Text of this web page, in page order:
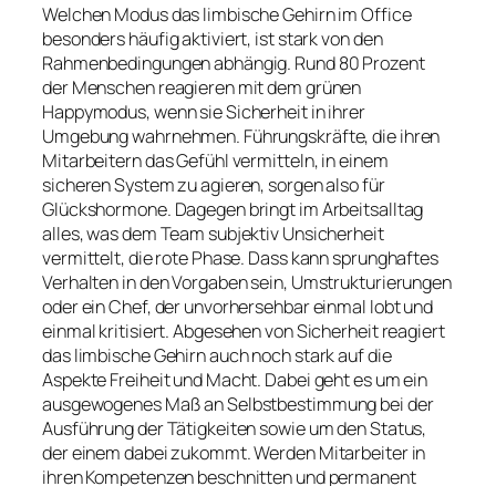
Welchen Modus das limbische Gehirn im Office
besonders häufig aktiviert, ist stark von den
Rahmenbedingungen abhängig. Rund 80 Prozent
der Menschen reagieren mit dem grünen
Happymodus, wenn sie Sicherheit in ihrer
Umgebung wahrnehmen. Führungskräfte, die ihren
Mitarbeitern das Gefühl vermitteln, in einem
sicheren System zu agieren, sorgen also für
Glückshormone. Dagegen bringt im Arbeitsalltag
alles, was dem Team subjektiv Unsicherheit
vermittelt, die rote Phase. Dass kann sprunghaftes
Verhalten in den Vorgaben sein, Umstrukturierungen
oder ein Chef, der unvorhersehbar einmal lobt und
einmal kritisiert. Abgesehen von Sicherheit reagiert
das limbische Gehirn auch noch stark auf die
Aspekte Freiheit und Macht. Dabei geht es um ein
ausgewogenes Maß an Selbstbestimmung bei der
Ausführung der Tätigkeiten sowie um den Status,
der einem dabei zukommt. Werden Mitarbeiter in
ihren Kompetenzen beschnitten und permanent